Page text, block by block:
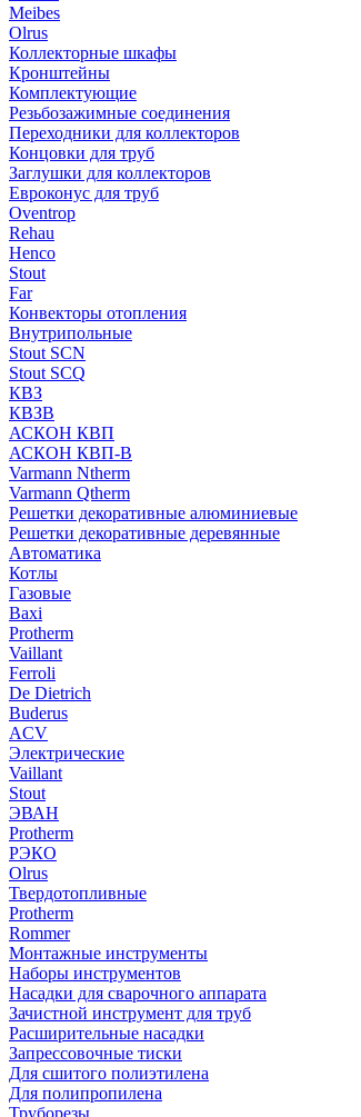
Meibes
Olrus
Коллекторные шкафы
Кронштейны
Комплектующие
Резьбозажимные соединения
Переходники для коллекторов
Концовки для труб
Заглушки для коллекторов
Евроконус для труб
Oventrop
Rehau
Henco
Stout
Far
Конвекторы отопления
Внутрипольные
Stout SCN
Stout SCQ
КВЗ
КВЗВ
АСКОН КВП
АСКОН КВП-В
Varmann Ntherm
Varmann Qtherm
Решетки декоративные алюминиевые
Решетки декоративные деревянные
Автоматика
Котлы
Газовые
Baxi
Protherm
Vaillant
Ferroli
De Dietrich
Buderus
ACV
Электрические
Vaillant
Stout
ЭВАН
Protherm
РЭКО
Olrus
Твердотопливные
Protherm
Rommer
Монтажные инструменты
Наборы инструментов
Насадки для сварочного аппарата
Зачистной инструмент для труб
Расширительные насадки
Запрессовочные тиски
Для сшитого полиэтилена
Для полипропилена
Труборезы